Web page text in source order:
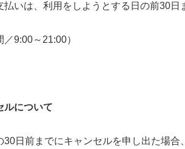
払いは、利用をしようとする日の前30日
／9:00～21:00）
について
30日前までにキャンセルを申し出た場